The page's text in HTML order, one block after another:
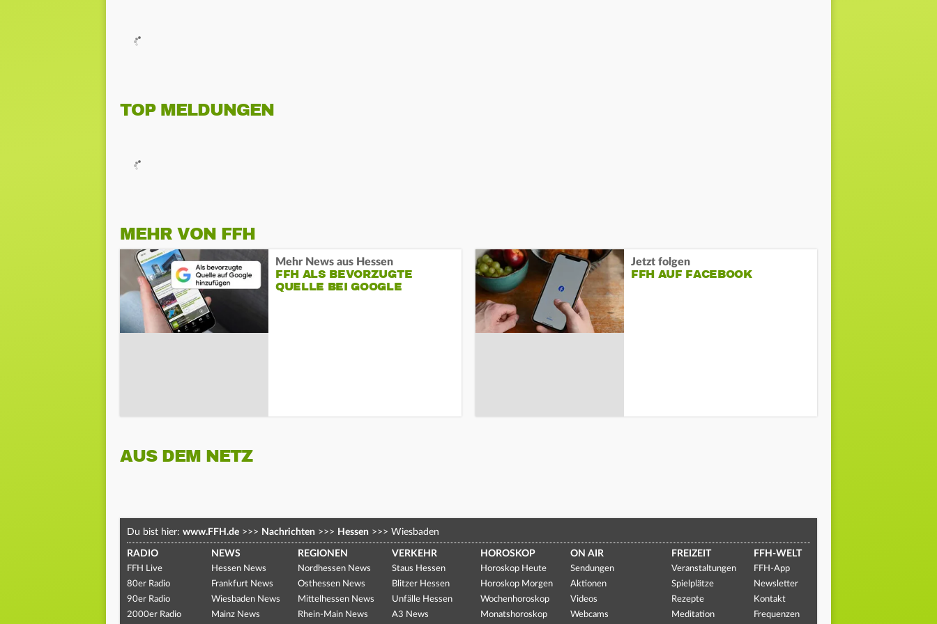
TOP MELDUNGEN
MEHR VON FFH
Mehr News aus Hessen
FFH ALS BEVORZUGTE
QUELLE BEI GOOGLE
Jetzt folgen
FFH AUF FACEBOOK
AUS DEM NETZ
Du bist hier: www.FFH.de >>> Nachrichten >>> Hessen >>> Wiesbaden
RADIO
FFH Live
80er Radio
90er Radio
2000er Radio
NEWS
Hessen News
Frankfurt News
Wiesbaden News
Mainz News
REGIONEN
Nordhessen News
Osthessen News
Mittelhessen News
Rhein-Main News
VERKEHR
Staus Hessen
Blitzer Hessen
Unfälle Hessen
A3 News
HOROSKOP
Horoskop Heute
Horoskop Morgen
Wochenhoroskop
Monatshoroskop
ON AIR
Sendungen
Aktionen
Videos
Webcams
FREIZEIT
Veranstaltungen
Spielplätze
Rezepte
Meditation
FFH-WELT
FFH-App
Newsletter
Kontakt
Frequenzen